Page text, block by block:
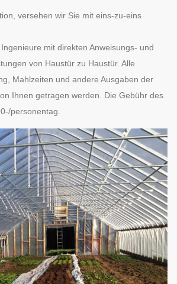
versehen wir Sie mit eins-zu-eins
mit direkten Anweisungs- und
von Haustür zu Haustür. Alle
Mahlzeiten und andere Ausgaben der
Ihnen getragen werden. Die Gebühr des
personentag.